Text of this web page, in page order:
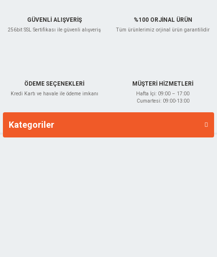
GÜVENLİ ALIŞVERİŞ
256bit SSL Sertifikası ile güvenli alışveriş
%100 ORJİNAL ÜRÜN
Tüm ürünlerimiz orjinal ürün garantilidir
ÖDEME SEÇENEKLERİ
Kredi Kartı ve havale ile ödeme imkanı
MÜŞTERİ HİZMETLERİ
Hafta İçi: 09:00 – 17:00
Cumartesi: 09:00-13:00
Kategoriler
Markalar